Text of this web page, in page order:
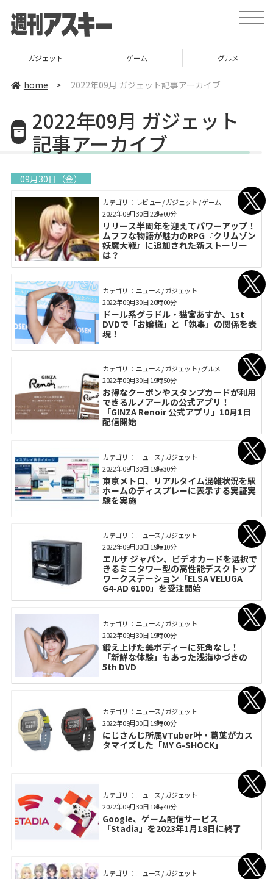
toggle
ガジェット ゲーム グルメ
home > 2022年09月 ガジェット記事アーカイブ
2022年09月 ガジェット
記事アーカイブ
09月30日（金）
カテゴリ： レビュー / ガジェット / ゲーム
リリース半周年を迎えてパワーアップ！
ムフフな物語が魅力のRPG『クリムゾン
妖魔大戦』に追加された新ストーリー
は？
2022年09月30日 22時00分
カテゴリ： ニュース / ガジェット
ドール系グラドル・猫宮あすか、1st
DVDで「お嬢様」と「執事」の関係を表
現！
2022年09月30日 20時00分
カテゴリ： ニュース / ガジェット / グルメ
お得なクーポンやスタンプカードが利用
できるルノアールの公式アプリ！
「GINZA Renoir 公式アプリ」10月1日
配信開始
2022年09月30日 19時50分
カテゴリ： ニュース / ガジェット
東京メトロ、リアルタイム混雑状況を駅
ホームのディスプレーに表示する実証実
験を実施
2022年09月30日 19時30分
カテゴリ： ニュース / ガジェット
エルザ ジャパン、ビデオカードを選択で
きるミ二タワー型の高性能デスクトップ
ワークステーション「ELSA VELUGA
G4-AD 6100」を受注開始
2022年09月30日 19時10分
カテゴリ： ニュース / ガジェット
鍛え上げた美ボディーに死角なし！
「新鮮な体験」もあった浅海ゆづきの
5th DVD
2022年09月30日 19時00分
カテゴリ： ニュース / ガジェット
にじさんじ所属VTuber叶・葛葉がカス
タマイズした「MY G-SHOCK」
2022年09月30日 19時00分
カテゴリ： ニュース / ガジェット
Google、ゲーム配信サービス
「Stadia」を2023年1月18日に終了
2022年09月30日 18時40分
カテゴリ： ニュース / ガジェット